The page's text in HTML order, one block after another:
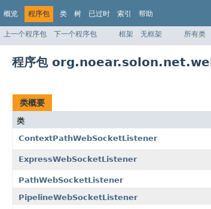
概览 程序包 类 树 已过时 索引 帮助
上一个程序包 下一个程序包 框架 无框架 所有类
程序包
类概要
类
ContextPathWebSocketListener
ExpressWebSocketListener
PathWebSocketListener
PipelineWebSocketListener